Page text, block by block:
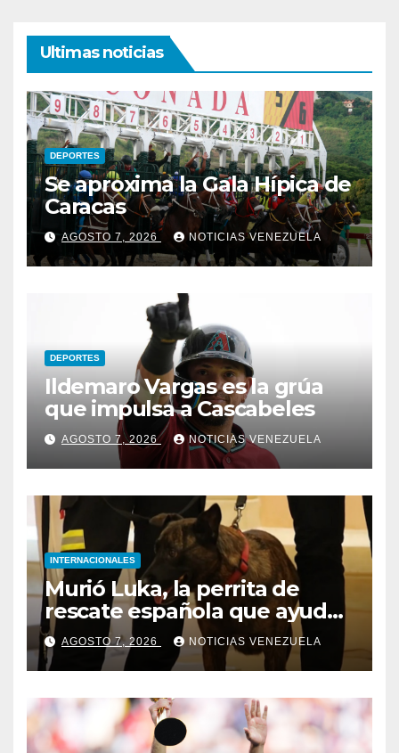
Ultimas noticias
DEPORTES
Se aproxima la Gala Hípica de
Caracas
AGOSTO 7, 2026 NOTICIAS VENEZUELA
DEPORTES
Ildemaro Vargas es la grúa
que impulsa a Cascabeles
AGOSTO 7, 2026 NOTICIAS VENEZUELA
INTERNACIONALES
Murió Luka, la perrita de
rescate española que ayudó
a buscar sobrevivientes bajo
los escombros tras los
terremotos
AGOSTO 7, 2026 NOTICIAS VENEZUELA